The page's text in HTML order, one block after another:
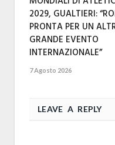
2029, GUALTIERI:
PRONTA PER UN
GRANDE EVENTO
INTERNAZIONALE”
7 Agosto 2026
LEAVE A REPLY